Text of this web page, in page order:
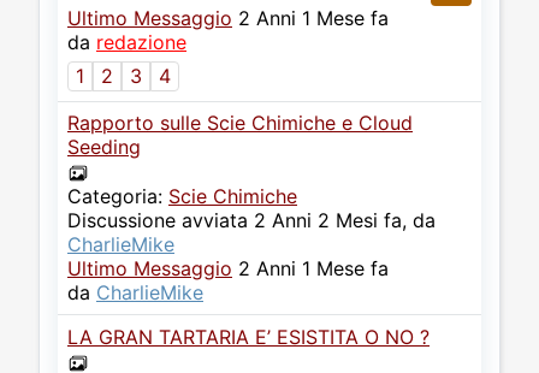
Ultimo Messaggio 2 Anni 1 Mese fa
da redazione
1
2 3
4
Rapporto sulle Scie Chimiche e Cloud
Seeding
Categoria: Scie Chimiche
Discussione avviata 2 Anni 2 Mesi fa, da
CharlieMike
Ultimo Messaggio 2 Anni 1 Mese fa
da CharlieMike
LA GRAN TARTARIA E’ ESISTITA O NO ?